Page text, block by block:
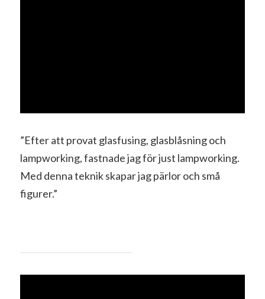
”Efter att provat glasfusing, glasblåsning och
lampworking, fastnade jag för just lampworking.
Med denna teknik skapar jag pärlor och små
figurer.”